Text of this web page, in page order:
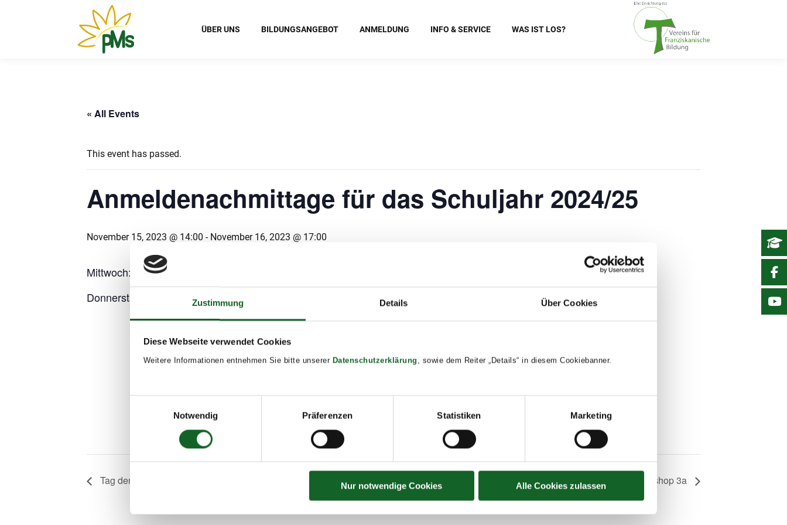
Zustimmung Details Über Cookies
Diese Webseite verwendet Cookies
Weitere Informationen entnehmen Sie bitte unserer Datenschutzerklärung , sowie dem Reiter „Details“ in diesem Cookiebanner.
Notwendig
Präferenzen Statistiken Marketing
Nur notwendige Cookies Alle Cookies zulassen
ÜBER UNS BILDUNGSANGEBOT ANMELDUNG INFO & SERVICE WAS IST LOS?
« All Events
This event has passed.
Anmeldenachmittage für das Schuljahr 2024/25
November 15, 2023 @ 14:00 - November 16, 2023 @ 17:00
Mittwoch: A-L
Donnerstag; M-Z
Start:
End:
Event Tags:
2023/24
Tag der offenen Tür “Entzauberung” Workshop 3a